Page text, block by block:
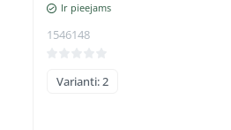
Ir pieejams
1546148
Varianti: 2